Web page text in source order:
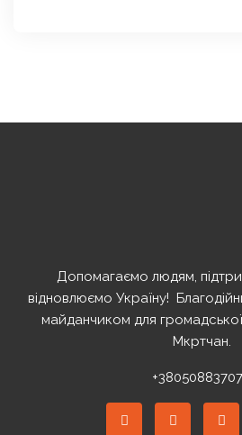
Допомагаємо людям,
відновлюємо Україну!
майданчиком для громадської
Мкртчан.